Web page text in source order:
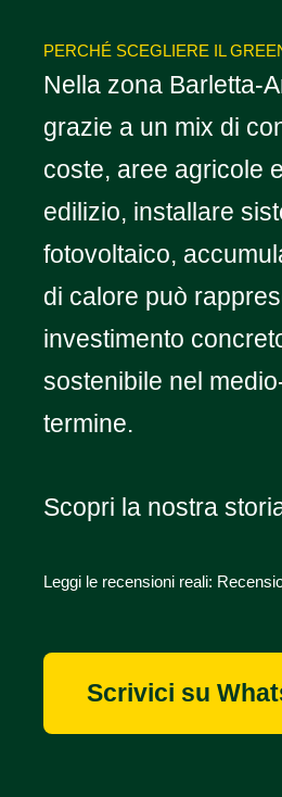
PERCHÉ SCEGLIERE IL
Nella zona Barletta-
grazie a un mix di
coste, aree agricole
edilizio, installare
fotovoltaico,
di calore può
investimento
sostenibile nel
termine.
Scopri la nostra
Leggi le recensioni reali:
Scrivici su